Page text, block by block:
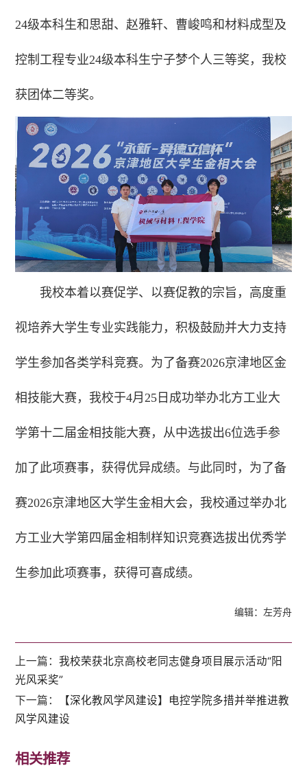
24级本科生和思甜、赵雅轩、曹峻鸣和材料成型及
控制工程专业24级本科生宁子梦个人三等奖，我校
获团体二等奖。
我校本着以赛促学、以赛促教的宗旨，高度重
视培养大学生专业实践能力，积极鼓励并大力支持
学生参加各类学科竞赛。为了备赛2026京津地区金
相技能大赛，我校于4月25日成功举办北方工业大
学第十二届金相技能大赛，从中选拔出6位选手参
加了此项赛事，获得优异成绩。与此同时，为了备
赛2026京津地区大学生金相大会，我校通过举办北
方工业大学第四届金相制样知识竞赛选拔出优秀学
生参加此项赛事，获得可喜成绩。
编辑：左芳舟
上一篇：我校荣获北京高校老同志健身项目展示活动“阳
光风采奖”
下一篇：
【深化教风学风建设】电控学院多措并举推进教
风学风建设
相关推荐